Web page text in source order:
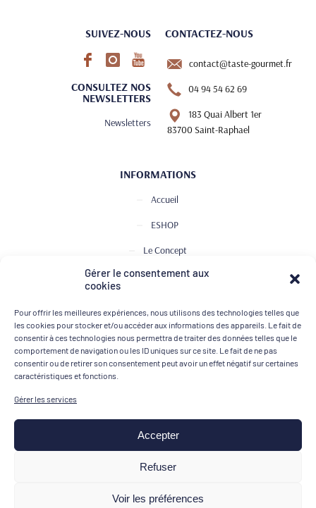
Gérer le consentement aux
cookies
Pour offrir les meilleures expériences, nous utilisons des technologies telles que
les cookies pour stocker et/ou accéder aux informations des appareils. Le fait de
consentir à ces technologies nous permettra de traiter des données telles que le
comportement de navigation ou les ID uniques sur ce site. Le fait de ne pas
consentir ou de retirer son consentement peut avoir un effet négatif sur certaines
caractéristiques et fonctions.
Gérer les services
Accepter
Refuser
Voir les préférences
SUIVEZ-NOUS
CONSULTEZ NOS
NEWSLETTERS
Newsletters
CONTACTEZ-NOUS
contact@taste-gourmet.fr
04 94 54 62 69
183 Quai Albert 1er
83700 Saint-Raphael
INFORMATIONS
Accueil
ESHOP
Le Concept
Club de Dégustation
Contact
MOYENS DE PAIEMENT
Mentions légales